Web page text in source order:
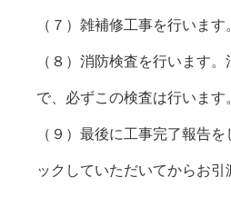
（７）雑補修工事を行います。
（８）消防検査を行います
で、必ずこの検査は行います。
（９）最後に工事完了報告